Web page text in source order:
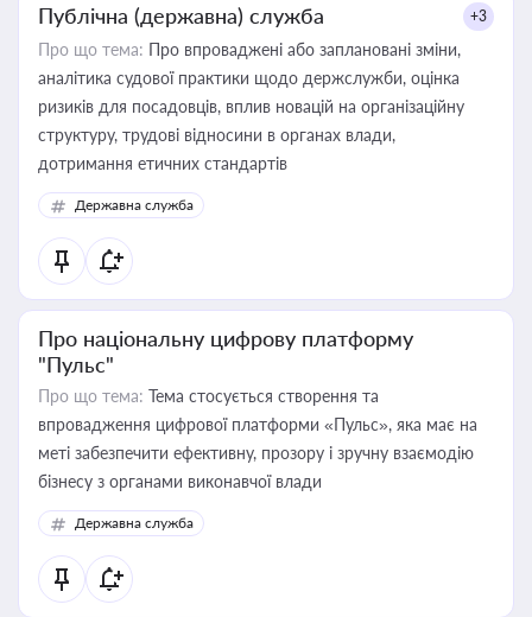
Публічна (державна) служба +3
Про що тема: Про впроваджені або заплановані зміни,
аналітика судової практики щодо держслужби, оцінка
ризиків для посадовців, вплив новацій на організаційну
структуру, трудові відносини в органах влади,
дотримання етичних стандартів
Державна служба
Про національну цифрову платформу
"Пульс"
Про що тема: Тема стосується створення та
впровадження цифрової платформи «Пульс», яка має на
меті забезпечити ефективну, прозору і зручну взаємодію
бізнесу з органами виконавчої влади
Державна служба